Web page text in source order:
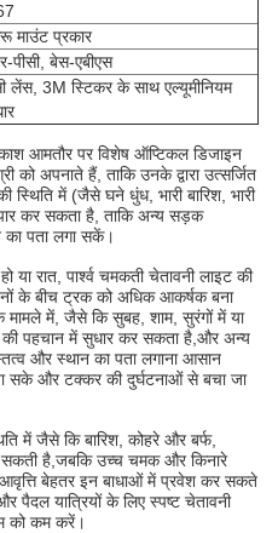
माउंट प्रकार
पीसी, बेस-एबीएस
लेंस, 3M स्टिकर के साथ एल्यूमीनियम
आमतौर पर विशेष ऑप्टिकल डिजाइन
को अपनाते हैं, ताकि उनके द्वारा उत्सर्जित
स्थिति में (जैसे घने धुंध, भारी बारिश, भारी
कर सकता है, ताकि अन्य सड़क
का पता लगा सकें।
या रात, पार्श्व चमकती चेतावनी लाइट की
के बीच ट्रक को अधिक आकर्षक बना
मामले में, जैसे कि सुबह, शाम, सुरंगों में या
की पहचान में सुधार कर सकता है,और अन्य
और स्थान का पता लगाना आसान
सके और टक्कर की दुर्घटनाओं से बचा जा
में जैसे कि बारिश, कोहरे और बर्फ,
सकती है,जबकि उच्च चमक और किनारे
बेहतर इन बाधाओं में प्रवेश कर सकते
पैदल यात्रियों के लिए स्पष्ट चेतावनी
को कम करें।